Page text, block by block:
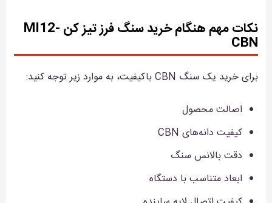
نکات مهم هنگام خرید سنگ فرز تیز کن MI12-
CBN
برای خرید یک سنگ CBN باکیفیت، به موارد زیر توجه کنید:
اصالت محصول
کیفیت دانه‌های CBN
دقت بالانس سنگ
ابعاد متناسب با دستگاه